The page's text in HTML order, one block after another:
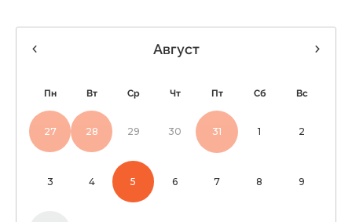
Август
Пн Вт Ср Чт Пт Сб Вс
27 28 29 30 31 1 2
3 4 5 6 7 8 9